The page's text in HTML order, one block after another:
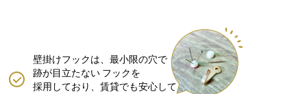
壁掛けフックは、最小限の穴で
跡が目立たない フックを
採用しており、賃貸でも安心して